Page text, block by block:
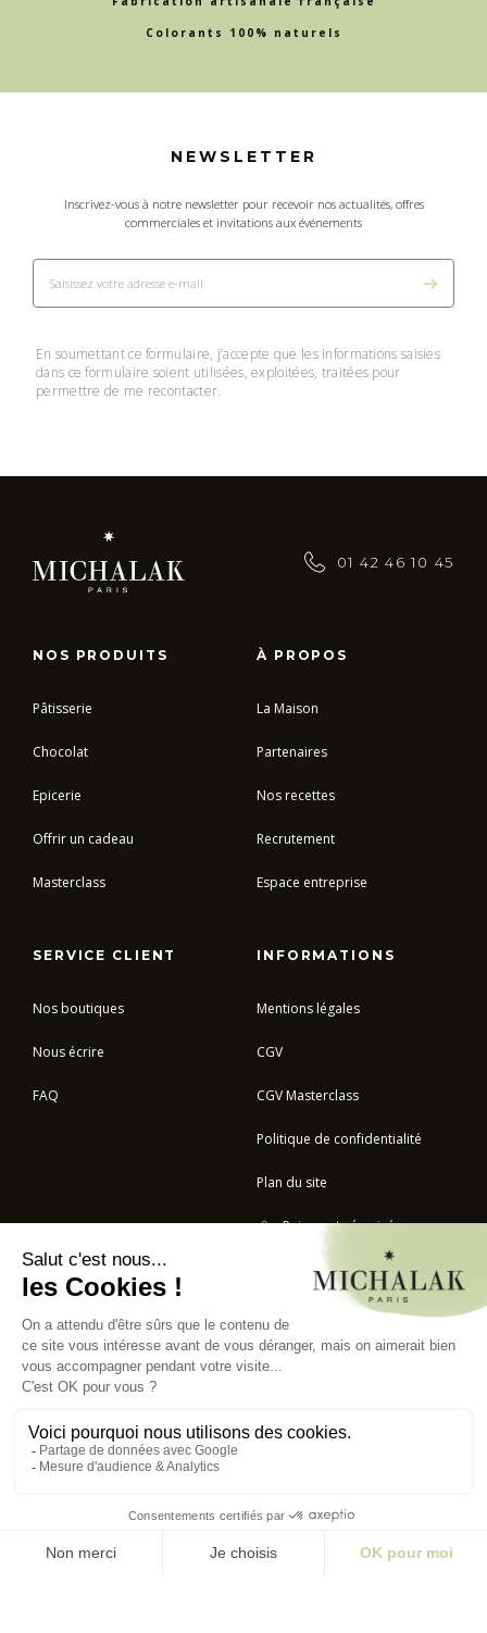
COOKIE LAIT
5,50 €
Colorants 100% naturels
NEWSLETTER
Inscrivez-vous à notre newsletter pour recevoir nos actualités, offres
commerciales et invitations aux événements
En soumettant ce formulaire, j’accepte que les informations saisies
dans ce formulaire soient utilisées, exploitées, traitées pour
permettre de me recontacter.
01 42 46 10 45
NOS PRODUITS
Pâtisserie
Chocolat
Epicerie
Offrir un cadeau
Masterclass
À PROPOS
La Maison
Partenaires
Nos recettes
Recrutement
Espace entreprise
SERVICE CLIENT
Nos boutiques
Nous écrire
FAQ
INFORMATIONS
Mentions légales
CGV
CGV Masterclass
Politique de confidentialité
Plan du site
Paiement sécurisé
AND CO –AGENCE DIGITALE